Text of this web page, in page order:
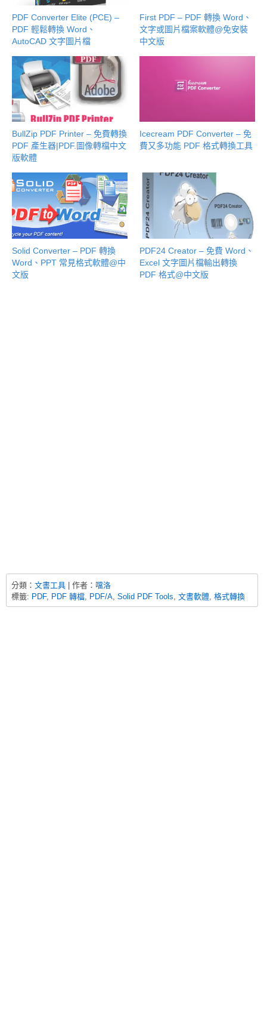
PDF Converter Elite (PCE) –
PDF 輕鬆轉換 Word、
AutoCAD 文字圖片檔
First PDF – PDF 轉換 Word、
文字或圖片檔案軟體@免安裝
中文版
BullZip PDF Printer – 免費轉換
PDF 產生器|PDF.圖像轉檔中文
版軟體
Icecream PDF Converter – 免
費又多功能 PDF 格式轉換工具
Solid Converter – PDF 轉換
Word、PPT 常見格式軟體@中
文版
PDF24 Creator – 免費 Word、
Excel 文字圖片檔輸出轉換
PDF 格式@中文版
分類： 文書工具 | 作者： 噹洛
標籤: PDF, PDF 轉檔, PDF/A, Solid PDF Tools, 文書軟體, 格式轉換